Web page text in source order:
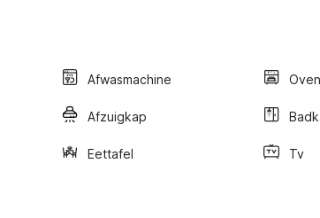
Afwasmachine Oven
Afzuigkap
Eettafel Tv